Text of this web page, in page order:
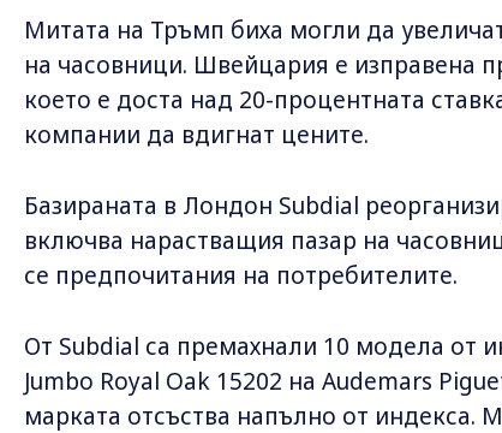
Митата на Тръмп биха могли да
на часовници. Швейцария е изправена
което е доста над 20-процентната
компании да вдигнат цените.
Базираната в Лондон Subdial
включва нарастващия пазар на
се предпочитания на потребителите.
От Subdial са премахнали 10 модела от
Jumbo Royal Oak 15202 на Audemars
марката отсъства напълно от индекса.